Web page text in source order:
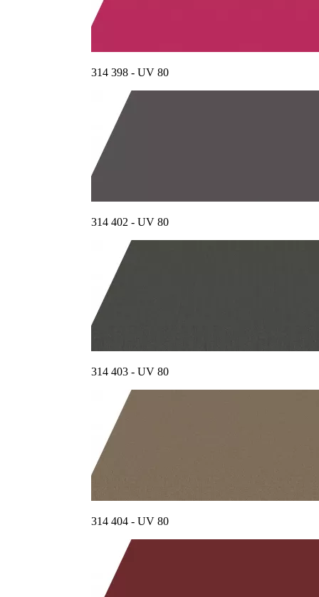
314 398 - UV 80
314 402 - UV 80
314 403 - UV 80
314 404 - UV 80